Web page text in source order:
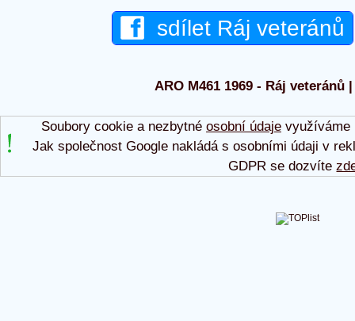
sdílet Ráj veteránů
ARO M461 1969 - Ráj veteránů
Soubory cookie a nezbytné osobní údajevyužíváme
Jak společnost Google nakládá s osobními údaji v
GDPR se dozvíte